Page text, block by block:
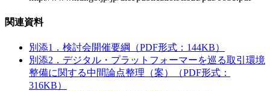
関連資料
別添1．検討会開催要綱（PDF形式：144KB）
別添2．デジタル・プラットフォーマーを巡る取引環境
整備に関する中間論点整理（案）（PDF形式：
316KB）